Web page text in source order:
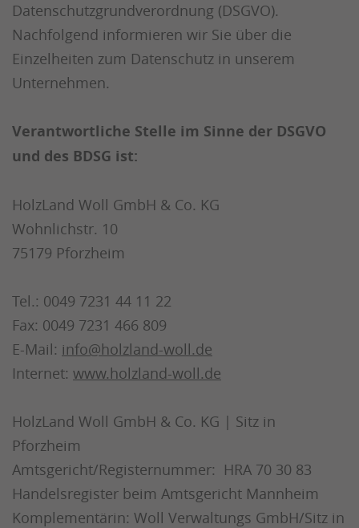
Datenschutzgrundverordnung (DSGVO).
Nachfolgend informieren wir Sie über die
Einzelheiten zum Datenschutz in unserem
Unternehmen.
Verantwortliche Stelle im Sinne der DSGVO
und des BDSG ist:
HolzLand Woll GmbH & Co. KG
Wohnlichstr. 10
75179 Pforzheim
Tel.: 0049 7231 44 11 22
Fax: 0049 7231 466 809
E-Mail: info@holzland-woll.de
Internet: www.holzland-woll.de
HolzLand Woll GmbH & Co. KG | Sitz in
Pforzheim
Amtsgericht/Registernummer: HRA 70 30 83
Handelsregister beim Amtsgericht Mannheim
Komplementärin: Woll Verwaltungs GmbH/Sitz in